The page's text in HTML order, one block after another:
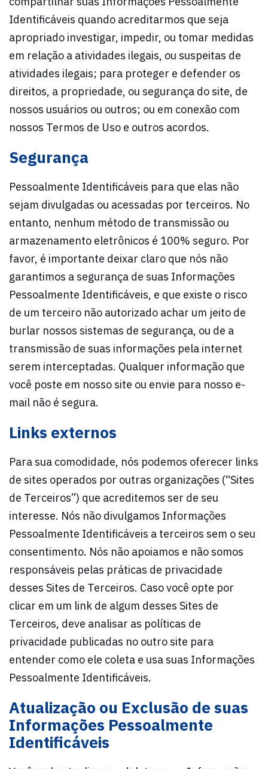
Identificáveis quando acreditarmos que seja
apropriado investigar, impedir, ou tomar medidas
em relação a atividades ilegais, ou suspeitas de
atividades ilegais; para proteger e defender os
direitos, a propriedade, ou segurança do site, de
nossos usuários ou outros; ou em conexão com
nossos Termos de Uso e outros acordos.
Segurança
Pessoalmente Identificáveis para que elas não
sejam divulgadas ou acessadas por terceiros. No
entanto, nenhum método de transmissão ou
armazenamento eletrônicos é 100% seguro. Por
favor, é importante deixar claro que nós não
garantimos a segurança de suas Informações
Pessoalmente Identificáveis, e que existe o risco
de um terceiro não autorizado achar um jeito de
burlar nossos sistemas de segurança, ou de a
transmissão de suas informações pela internet
serem interceptadas. Qualquer informação que
você poste em nosso site ou envie para nosso e-
mail não é segura.
Links externos
Para sua comodidade, nós podemos oferecer links
de sites operados por outras organizações (“Sites
de Terceiros”) que acreditemos ser de seu
interesse. Nós não divulgamos Informações
Pessoalmente Identificáveis a terceiros sem o seu
consentimento. Nós não apoiamos e não somos
responsáveis pelas práticas de privacidade
desses Sites de Terceiros. Caso você opte por
clicar em um link de algum desses Sites de
Terceiros, deve analisar as políticas de
privacidade publicadas no outro site para
entender como ele coleta e usa suas Informações
Pessoalmente Identificáveis.
Atualização ou Exclusão de suas
Informações Pessoalmente
Identificáveis